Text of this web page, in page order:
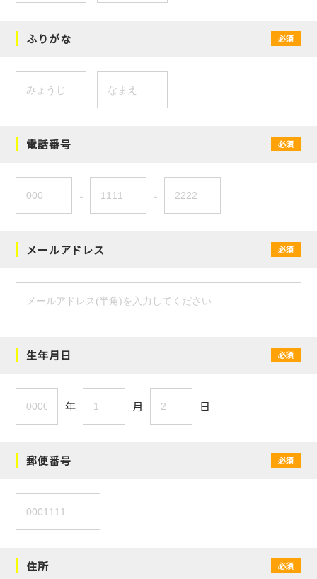
ふりがな 必須
電話番号 必須
- -
メールアドレス 必須
生年月日 必須
年 月 日
郵便番号 必須
住所 必須